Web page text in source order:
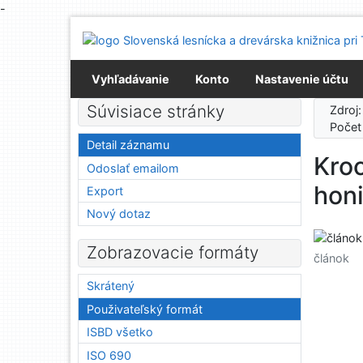
-
Prejsť na menu
Prehlásenie o webovej prístupnosti
Vyhľadávanie
Konto Nastavenie účtu
článok
Súvisiace stránky
Detail záznamu
Odoslať emailom
Export
Nový dotaz
Zobrazovacie formáty
Skrátený
Použivateľský formát
ISBD všetko
ISO 690